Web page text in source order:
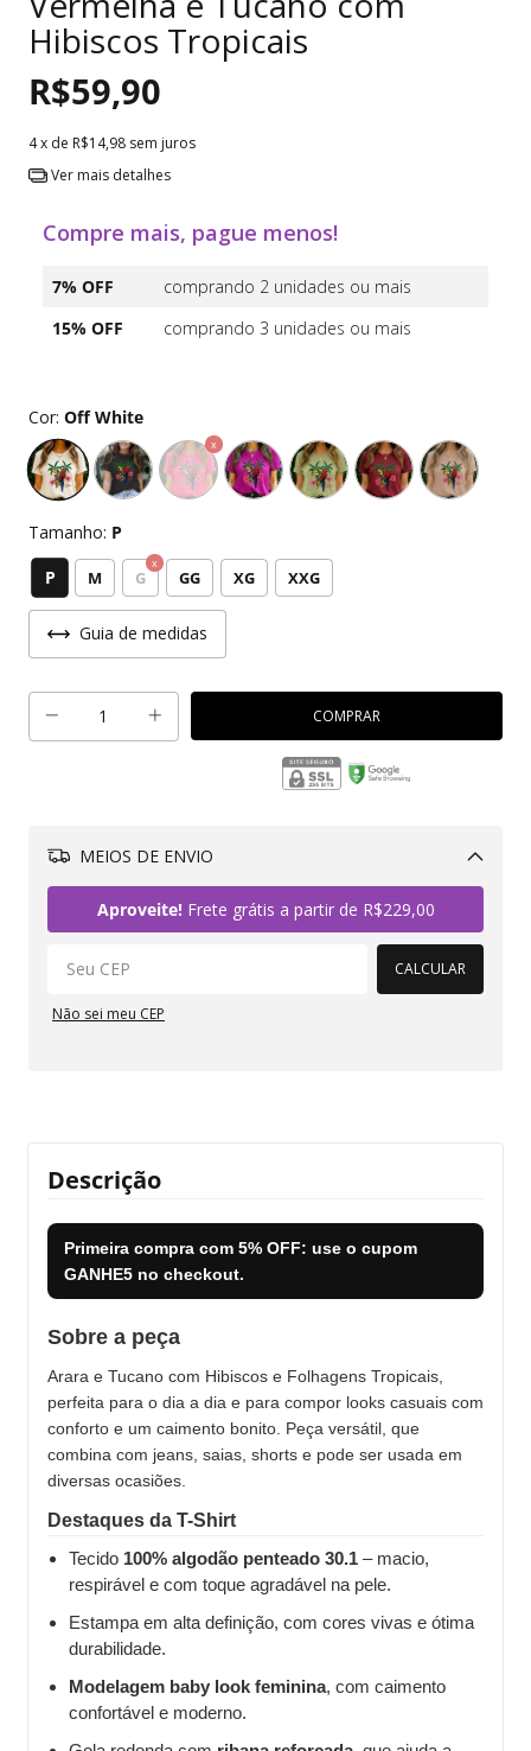
Hibiscos Tropicais
R$59,90
4x de R$14,98 sem juros
Ver mais detalhes
Compre mais, pague menos!
7% OFF
comprando 2 unidades ou mais
15% OFF
comprando 3 unidades ou mais
Cor: Off White
Tamanho: P
P M G GG XG XXG
Guia de medidas
MEIOS DE ENVIO
Aproveite!Frete grátis a partir de R$229,00
CALCULAR
Não sei meu CEP
Descrição
Primeira compra com 5% OFF: use o cupom
GANHE5 no checkout.
Sobre a peça
Arara e Tucano com Hibiscos e Folhagens Tropicais,
perfeita para o dia a dia e para compor looks casuais com
conforto e um caimento bonito. Peça versátil, que
combina com jeans, saias, shorts e pode ser usada em
diversas ocasiões.
Destaques da T-Shirt
Tecido 100% algodão penteado 30.1 – macio,
respirável e com toque agradável na pele.
Estampa em alta definição, com cores vivas e ótima
durabilidade.
Modelagem baby look feminina, com caimento
confortável e moderno.